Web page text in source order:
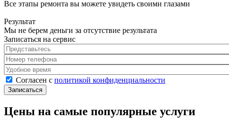
Все этапы ремонта вы можете увидеть своими глазами
Результат
Мы не берем деньги за отсутствие результата
Записаться на сервис
Представьтесь
Номер телефона
Удобное время
Согласен с политикой конфиденциальности*
Согласен с политикой конфиденциальности
Цены на самые популярные услуги